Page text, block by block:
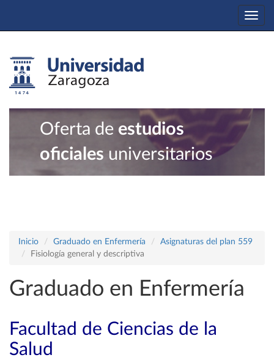
Oferta de estudios
oficiales universitarios
Inicio Graduado en Enfermería
Asignaturas del plan 559
Fisiología general y descriptiva
Graduado en Enfermería
Facultad de Ciencias de la
Salud